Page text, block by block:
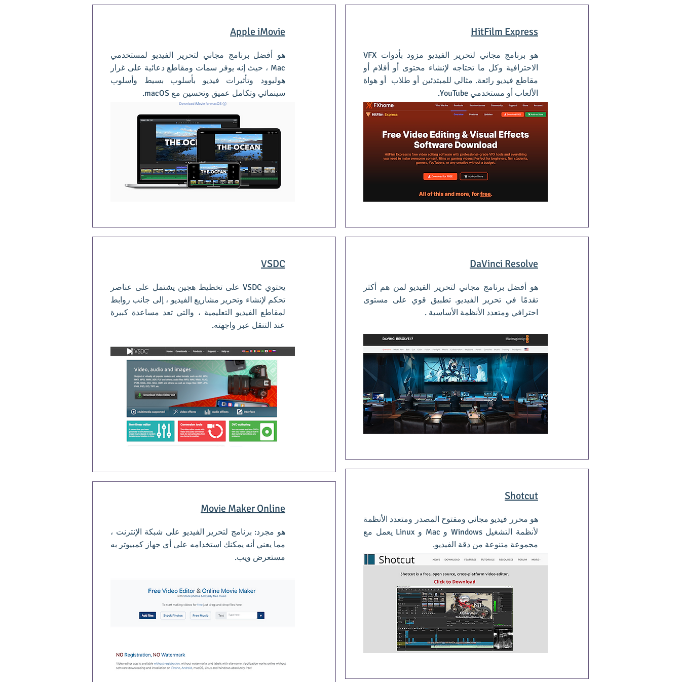
HitFilm Express
هو برنامج مجاني لتحرير الفيديو مزود بأدوات VFX
الاحترافية وكل ما تحتاجه لإنشاء محتوى أو أفلام أو
مقاطع فيديو رائعة. مثالي للمبتدئين أو طلاب أو هواة
الألعاب أو مستخدمي YouTube.
DaVinci Resolve
هو أفضل برنامج مجاني لتحرير الفيديو لمن هم أكثر
تقدمًا في تحرير الفيديو. تطبيق قوي على مستوى
احترافي ومتعدد الأنظمة الأساسية .
Shotcut
هو محرر فيديو مجاني ومفتوح المصدر ومتعدد الأنظمة
لأنظمة التشغيل Windows و Mac و Linux يعمل مع
مجموعة متنوعة من دقة الفيديو.
Apple iMovie
هو أفضل برنامج مجاني لتحرير الفيديو لمستخدمي
Mac ، حيث إنه يوفر سمات ومقاطع دعائية على غرار
هوليوود وتأثيرات فيديو بأسلوب بسيط وأسلوب
سينمائي وتكامل عميق وتحسين مع macOS.
VSDC
يحتوي VSDC على تخطيط هجين يشتمل على عناصر
تحكم لإنشاء وتحرير مشاريع الفيديو ، إلى جانب روابط
لمقاطع الفيديو التعليمية ، والتي تعد مساعدة كبيرة
عند التنقل عبر واجهته.
Movie Maker Online
هو مجرد: برنامج لتحرير الفيديو على شبكة الإنترنت ،
مما يعني أنه يمكنك استخدامه على أي جهاز كمبيوتر به
مستعرض ويب.